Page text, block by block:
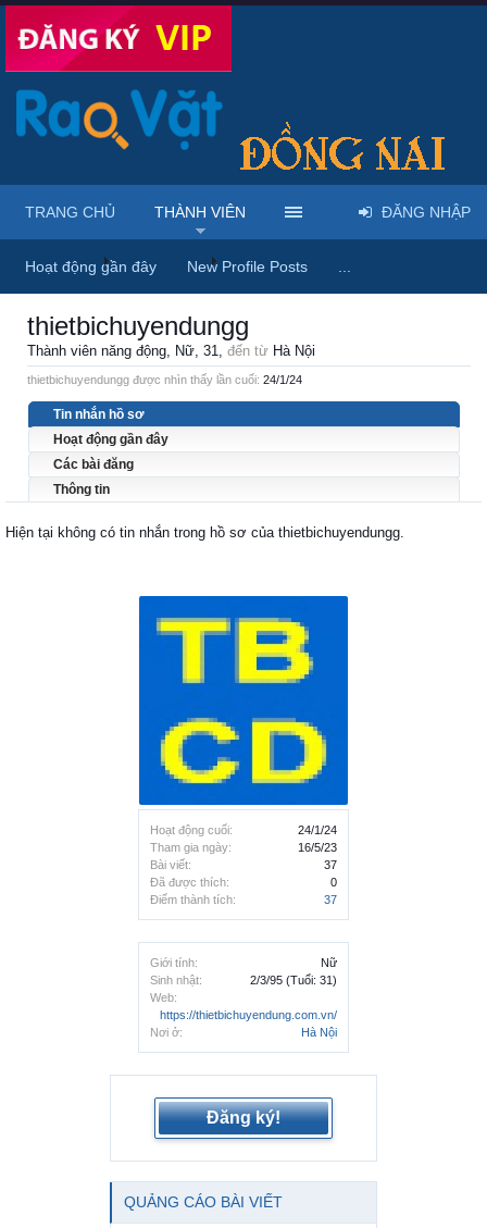
Trang chủ Thành viên thietbichuyendungg
Hoạt động cuối:
24/1/24
Tham gia ngày:
16/5/23
Bài viết:
37
Đã được thích:
0
Điểm thành tích:
37
Giới tính:
Nữ
Sinh nhật:
2/3/95 (Tuổi: 31)
Web:
https://thietbichuyendung.com.vn/
Nơi ở:
Hà Nội
thietbichuyendungg
Thành viên năng động, Nữ, 31, đến từ Hà Nội
thietbichuyendungg được nhìn thấy lần cuối: 24/1/24
Tin nhắn hồ sơ
Hoạt động gần đây
Các bài đăng
Thông tin
Hiện tại không có tin nhắn trong hồ sơ của thietbichuyendungg.
Đăng ký!
QUẢNG CÁO BÀI VIẾT
TRANG CHỦ THÀNH VIÊN
Hoạt động gần đây New Profile Posts
ĐĂNG NHẬP